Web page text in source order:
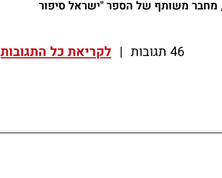
מחבר משותף של הספר "ישראל סיפור
46 תגובות | לקריאת כל התגובות